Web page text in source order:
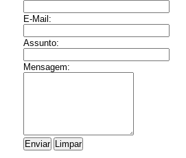
E-Mail:
Assunto:
Mensagem: